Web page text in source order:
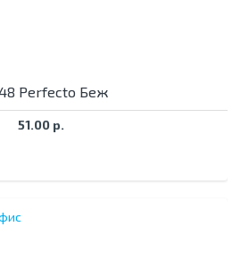
Perfecto Беж
51.00 р.